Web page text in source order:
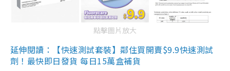
點擊圖片放大
延伸閱讀：【快速測試套裝】鄰住買開賣$9.9快速測試
劑！最快即日發貨 每日15萬盒補貨